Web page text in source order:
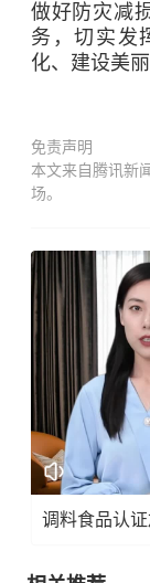
做好防灾减
务，切实发
化、建设美
免责声明
本文来自腾讯新
场。
调料食品认